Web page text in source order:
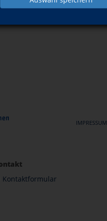
IMPRESSUM
Kontaktformular